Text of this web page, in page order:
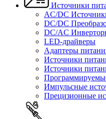
Источники
AC/DC
DC/DC
DC/AC
LED-драйверы
Адаптеры
Источники
Источники
Импульсные
Прецизионные